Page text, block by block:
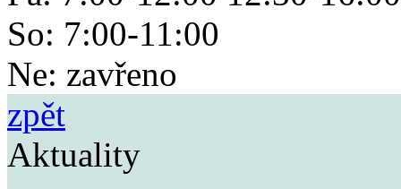
So: 7:00-11:00
Ne: zavřeno
zpět
Aktuality